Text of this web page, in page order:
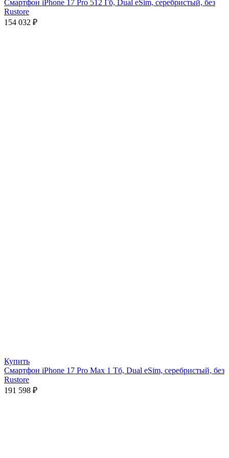
Смартфон iPhone 17 Pro 512 Гб, Dual eSim, серебристый, без
Rustore
154 032 ₽
Купить
Смартфон iPhone 17 Pro Max 1 Тб, Dual eSim, серебристый, без
Rustore
191 598 ₽